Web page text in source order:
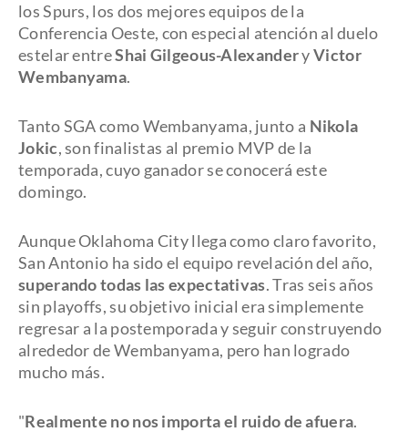
los Spurs, los dos mejores equipos de la
Conferencia Oeste, con especial atención al duelo
estelar entreShai Gilgeous-AlexanderyVictor
Wembanyama.
Tanto SGA como Wembanyama, junto a Nikola
Jokic, son finalistas al premio MVP de la
temporada, cuyo ganador se conocerá este
domingo.
Aunque Oklahoma City llega como claro favorito,
San Antonio ha sido el equipo revelación del año,
superando todas las expectativas. Tras seis años
sin playoffs, su objetivo inicial era simplemente
regresar a la postemporada y seguir construyendo
alrededor de Wembanyama, pero han logrado
mucho más.
"Realmente no nos importa el ruido de afuera.